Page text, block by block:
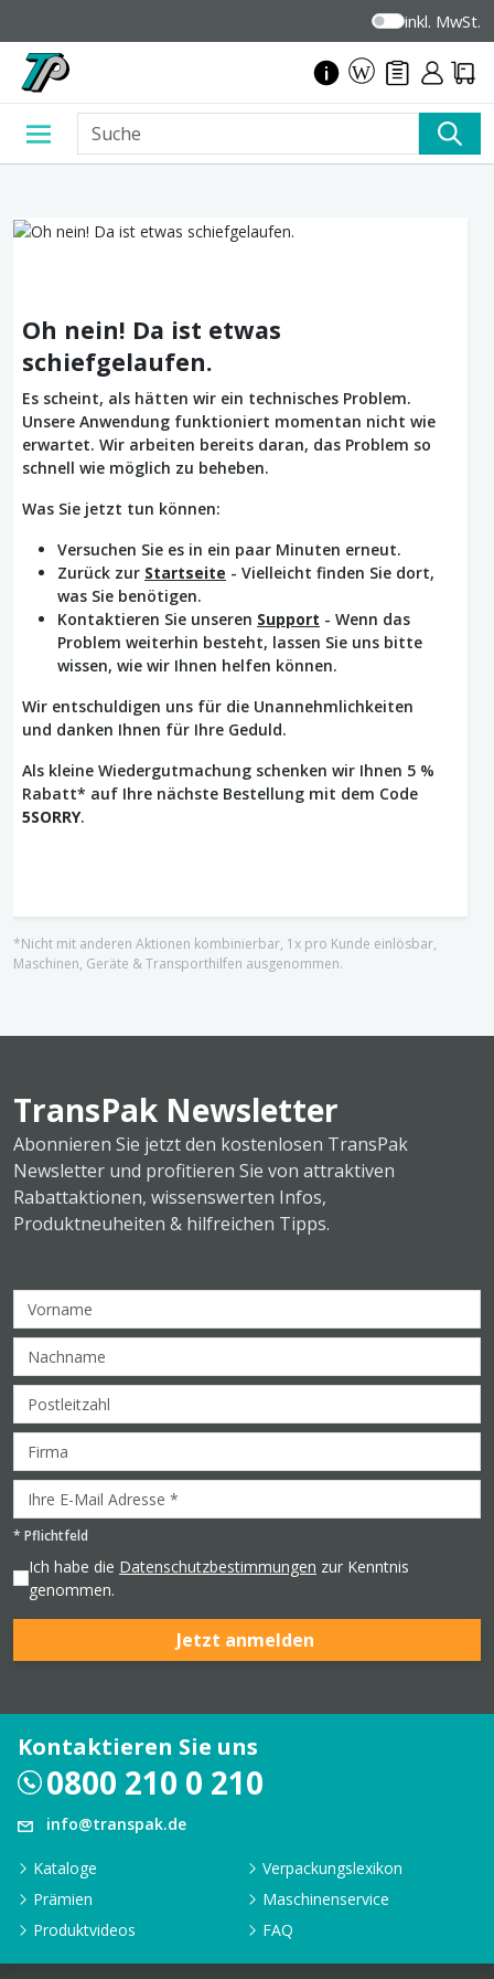
inkl. MwSt.
Oh nein! Da ist etwas
schiefgelaufen.
Es scheint, als hätten wir ein technisches Problem.
Unsere Anwendung funktioniert momentan nicht wie
erwartet. Wir arbeiten bereits daran, das Problem so
schnell wie möglich zu beheben.
Was Sie jetzt tun können:
Versuchen Sie es in ein paar Minuten erneut.
Zurück zur Startseite - Vielleicht finden Sie dort,
was Sie benötigen.
Kontaktieren Sie unseren Support - Wenn das
Problem weiterhin besteht, lassen Sie uns bitte
wissen, wie wir Ihnen helfen können.
Wir entschuldigen uns für die Unannehmlichkeiten
und danken Ihnen für Ihre Geduld.
Als kleine Wiedergutmachung schenken wir Ihnen 5 %
Rabatt* auf Ihre nächste Bestellung mit dem Code
5SORRY.
*Nicht mit anderen Aktionen kombinierbar, 1x pro Kunde einlösbar,
Maschinen, Geräte & Transporthilfen ausgenommen.
TransPak Newsletter
Abonnieren Sie jetzt den kostenlosen TransPak
Newsletter und profitieren Sie von attraktiven
Rabattaktionen, wissenswerten Infos,
Produktneuheiten & hilfreichen Tipps.
* Pflichtfeld
Ich habe die Datenschutzbestimmungen zur Kenntnis
genommen.
Jetzt anmelden
Kontaktieren Sie uns
0800 210 0 210
info@transpak.de
Kataloge
Verpackungslexikon
Prämien
Maschinenservice
Produktvideos
FAQ